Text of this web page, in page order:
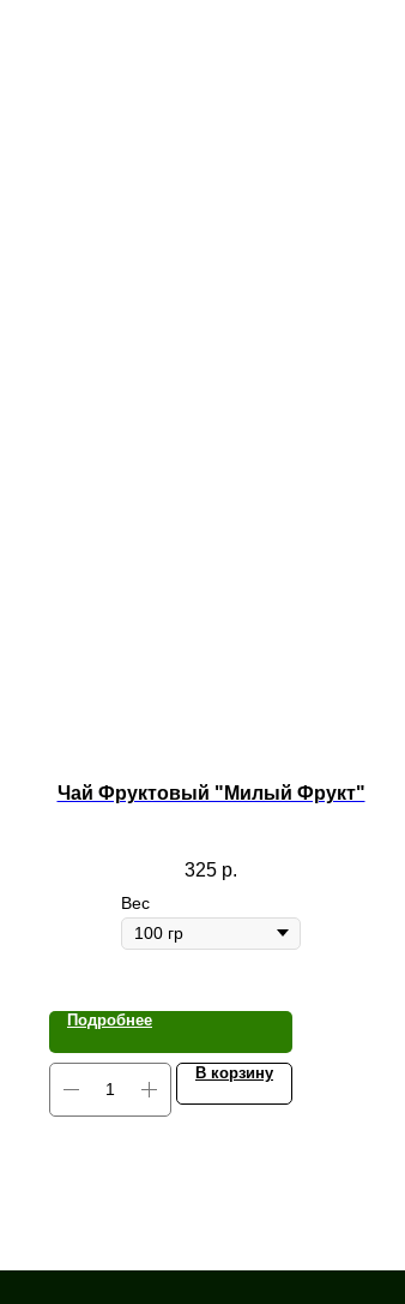
Чай Фруктовый "Милый Фрукт"
325 р.
Вес
Подробнее
В корзину